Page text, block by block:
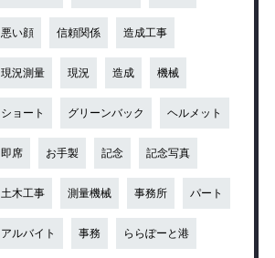
悪い顔 信頼関係 造成工事
現況測量 現況 造成 機械
ショート グリーンバック ヘルメット
即席 お手製 記念 記念写真
土木工事 測量機械 事務所 パート
アルバイト 事務 ららぽーと港